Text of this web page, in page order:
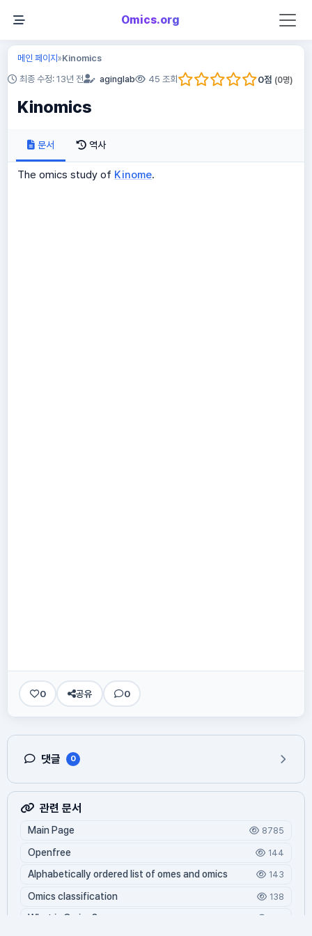
Omics.org
메인 페이지»Kinomics
최종 수정: 13년 전 aginglab 45 조회 0점 (0명)
Kinomics
문서 역사
The omics study of Kinome.
0 공유 0
댓글 0
관련 문서
Main Page 8785
Openfree 144
Alphabetically ordered list of omes and omics 143
Omics classification 138
What is Oming?